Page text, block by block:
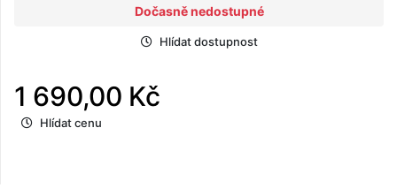
Dočasně nedostupné
Hlídat dostupnost
1 690,00 Kč
Hlídat cenu